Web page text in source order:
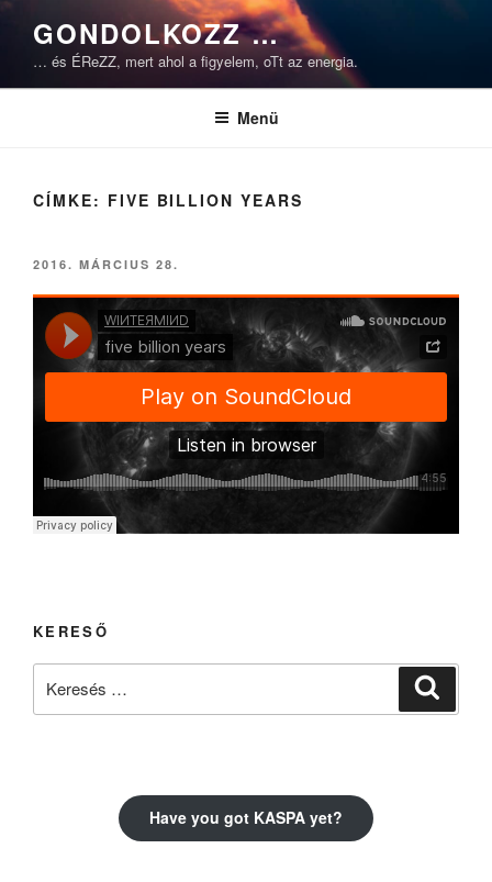
Tartalomhoz
GONDOLKOZZ …
… és ÉReZZ, mert ahol a figyelem, oTt az energia.
Menü
CÍMKE: FIVE BILLION YEARS
BEKÜLDVE:
2016. MÁRCIUS 28.
KERESŐ
Have you got KASPA yet?